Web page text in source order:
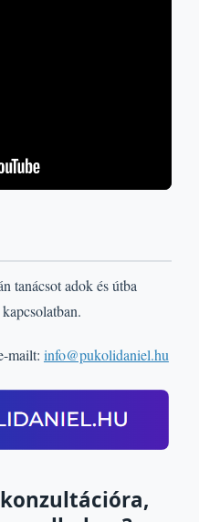
tanácsot adok és útba
mailt: info@pukolidaniel.hu